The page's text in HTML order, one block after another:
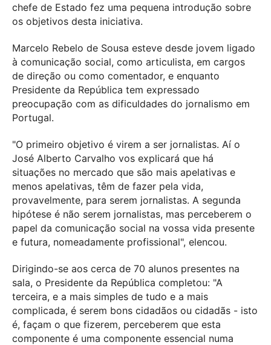
chefe de Estado fez uma pequena introdução sobre
os objetivos desta iniciativa.
Marcelo Rebelo de Sousa esteve desde jovem ligado
à comunicação social, como articulista, em cargos
de direção ou como comentador, e enquanto
Presidente da República tem expressado
preocupação com as dificuldades do jornalismo em
Portugal.
"O primeiro objetivo é virem a ser jornalistas. Aí o
José Alberto Carvalho vos explicará que há
situações no mercado que são mais apelativas e
menos apelativas, têm de fazer pela vida,
provavelmente, para serem jornalistas. A segunda
hipótese é não serem jornalistas, mas perceberem o
papel da comunicação social na vossa vida presente
e futura, nomeadamente profissional", elencou.
Dirigindo-se aos cerca de 70 alunos presentes na
sala, o Presidente da República completou: "A
terceira, e a mais simples de tudo e a mais
complicada, é serem bons cidadãos ou cidadãs - isto
é, façam o que fizerem, perceberem que esta
componente é uma componente essencial numa